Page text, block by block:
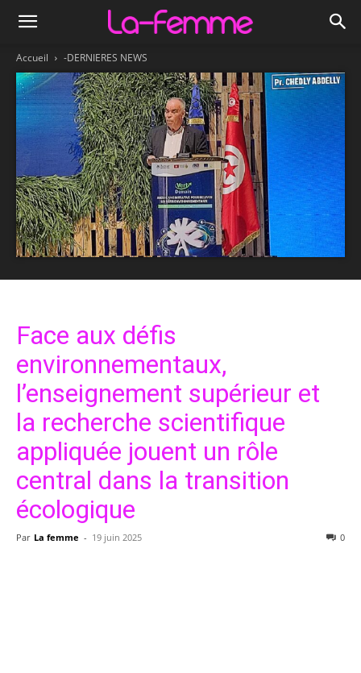
Accueil -DERNIERES NEWS
Face aux défis
environnementaux,
l’enseignement supérieur et
la recherche scientifique
appliquée jouent un rôle
central dans la transition
écologique
Par La femme - 19 juin 2025 0